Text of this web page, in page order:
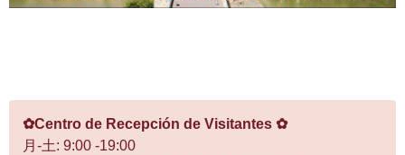
✿Centro de Recepción de Visitantes ✿
月-土: 9:00 -19:00